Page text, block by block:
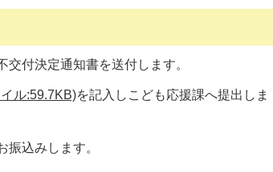
付決定通知書を送付します。
ル:59.7KB)を記入しこども応援課へ提出しま
込みします。